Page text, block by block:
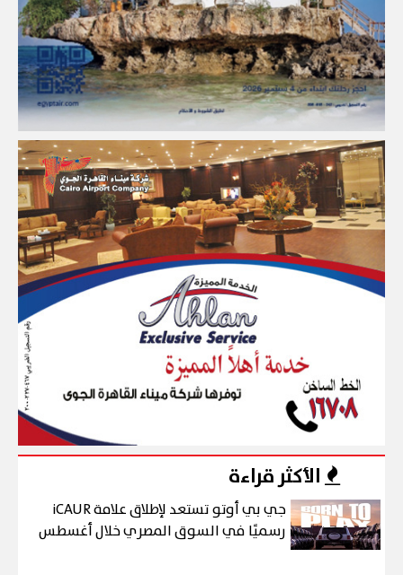
الأكثر قراءة
جي بي أوتو تستعد لإطلاق علامة iCAUR
رسميًا في السوق المصري خلال أغسطس